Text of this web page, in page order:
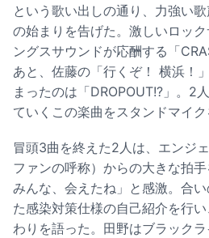
という歌い出しの通り、力強い
の始まりを告げた。激しいロッ
ングスサウンドが応酬する「
あと、佐藤の「行くぞ！ 横浜！
まったのは「DROPOUT!?」。2
ていくこの楽曲をスタンドマイク
冒頭3曲を終えた2人は、エンジ
ファンの呼称）からの大きな拍
みんな、会えたね」と感激。合
た感染対策仕様の自己紹介を行
わりを語った。田野はブラック